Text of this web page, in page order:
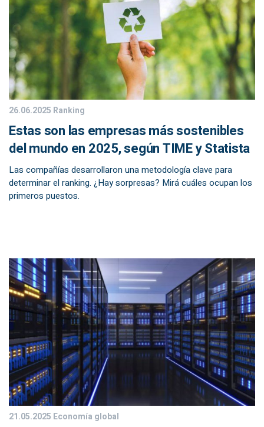
26.06.2025 Ranking
Estas son las empresas más sostenibles
del mundo en 2025, según TIME y Statista
Las compañías desarrollaron una metodología clave para
determinar el ranking. ¿Hay sorpresas? Mirá cuáles ocupan los
primeros puestos.
21.05.2025 Economía global